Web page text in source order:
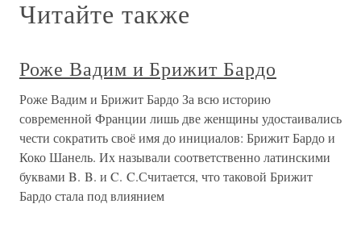
Читайте также
Роже Вадим и Брижит Бардо
Роже Вадим и Брижит Бардо За всю историю
современной Франции лишь две женщины удостаивались
чести сократить своё имя до инициалов: Брижит Бардо и
Коко Шанель. Их называли соответственно латинскими
буквами B. B. и C. C.Считается, что таковой Брижит
Бардо стала под влиянием